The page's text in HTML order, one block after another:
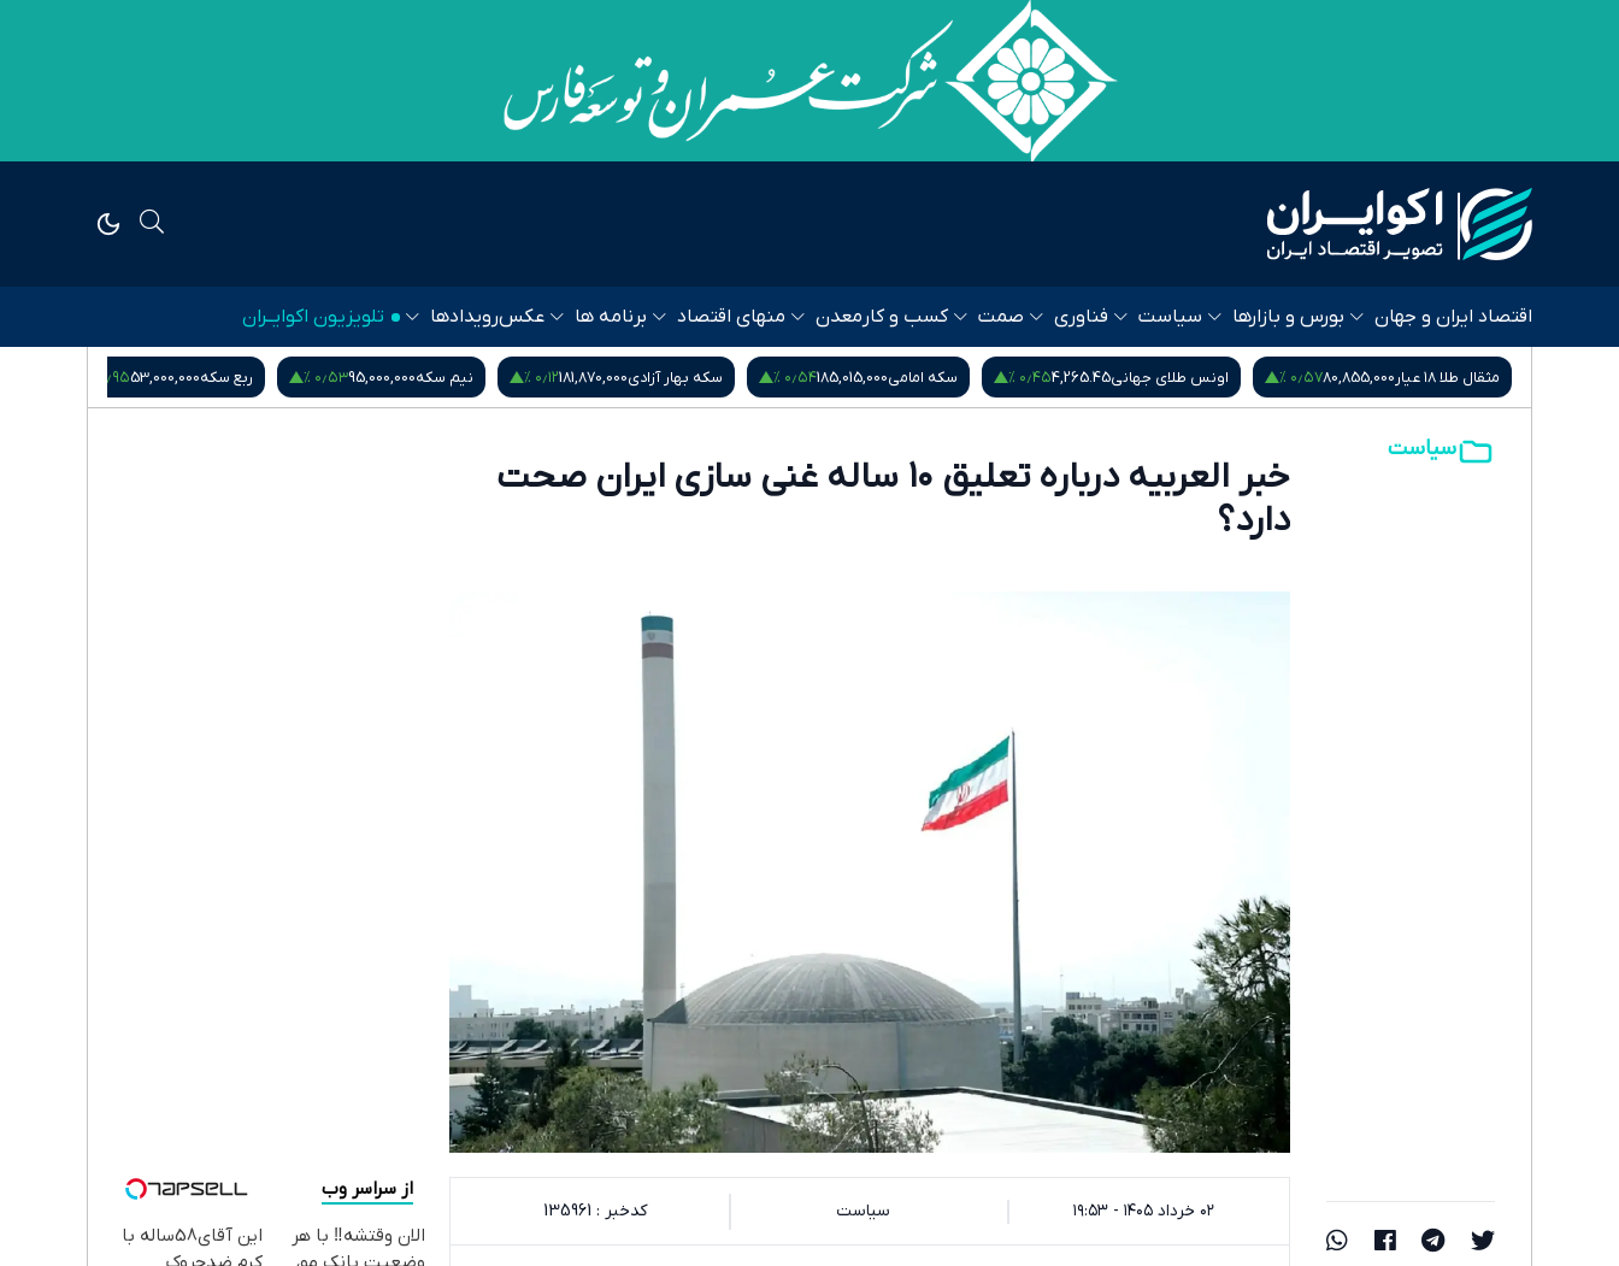
اقتصاد ایران و جهان بورس و بازارها سیاست فناوری صمت کسب و کار معدن منهای اقتصاد برنامه ها عکسرویدادها تلویزیون اکوایــران
اونس طلای جهانی4,265.45۰٫۴۵ % سکه امامی185,015,000۰٫۵۴ % سکه بهار آزادی181,870,000۰٫۱۲ % نیم سکه95,000,000۰٫۵۳ % ربع سکه53,000,000۰٫۹۵ % یورو 217,280 ‎−۰٫۰۱ % درهم امارات
سیاست
خبر العربیه درباره تعلیق ۱۰ ساله غنی سازی ایران صحت
دارد؟
۰۲ خرداد ۱۴۰۵ - ۱۹:۵۳ سیاست کدخبر : 135961
از سراسر وب
الان وقتشه‼️ با هر
این آقای58ساله با